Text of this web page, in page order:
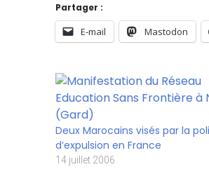
Partager :
E-mail Mastodon
Deux Marocains visés par la
d’expulsion en France
14 juillet 2006